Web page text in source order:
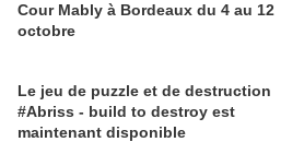
Cour Mably à Bordeaux du 4 au 12
octobre
Le jeu de puzzle et de destruction
#Abriss - build to destroy est
maintenant disponible